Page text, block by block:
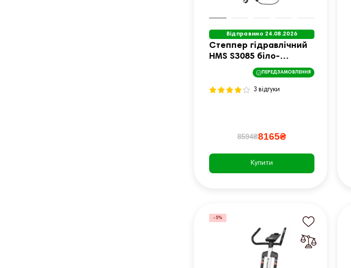
Відправимо 24.08.2026
Степпер гідравлічний
HMS S3085 біло-
ПЕРЕДЗАМОВЛЕННЯ
3 відгуки
8594₴8165₴
Купити
-5%